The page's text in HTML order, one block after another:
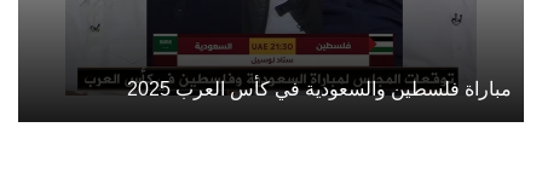
مباراة فلسطين والسعودية في كأس العرب 2025